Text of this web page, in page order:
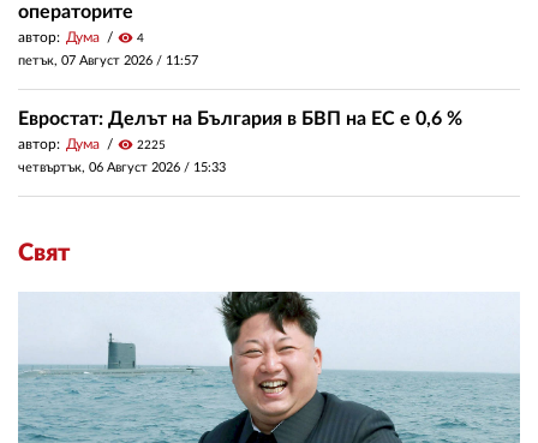
операторите
автор: Дума visibility 4
петък, 07 Август 2026 / 11:57
Евростат: Делът на България в БВП на ЕС е 0,6 %
автор: Дума visibility 2225
четвъртък, 06 Август 2026 / 15:33
Свят